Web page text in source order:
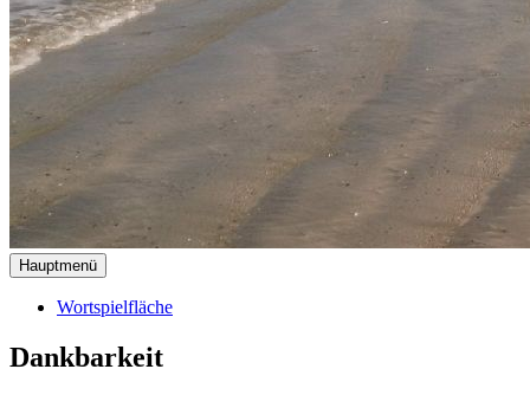
Hauptmenü
Wortspielfläche
Dankbarkeit